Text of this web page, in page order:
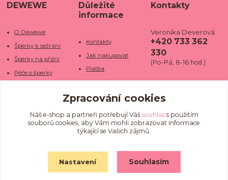
DEWEWE
O Dewewe
Šperky k sežrání
Šperky na přání
Péče o šperky
Kamenné obchody
Fotogalerie
Důležité
informace
Kontakty
Jak nakupovat
Platba
Doba dodání
Doprava
Obchodní podmínky
Ochrana osobních
Kontakty
Veronika Deverová
+420 733 362
330
(Po-Pá, 8-16 hod.)
we.cz
Zpracování cookies
Náš e-shop a partneři potřebují Váš souhlass použitím
souborů cookies, aby Vám mohli zobrazovat informace
týkající se Vašich zájmů.
Nastavení Souhlasím